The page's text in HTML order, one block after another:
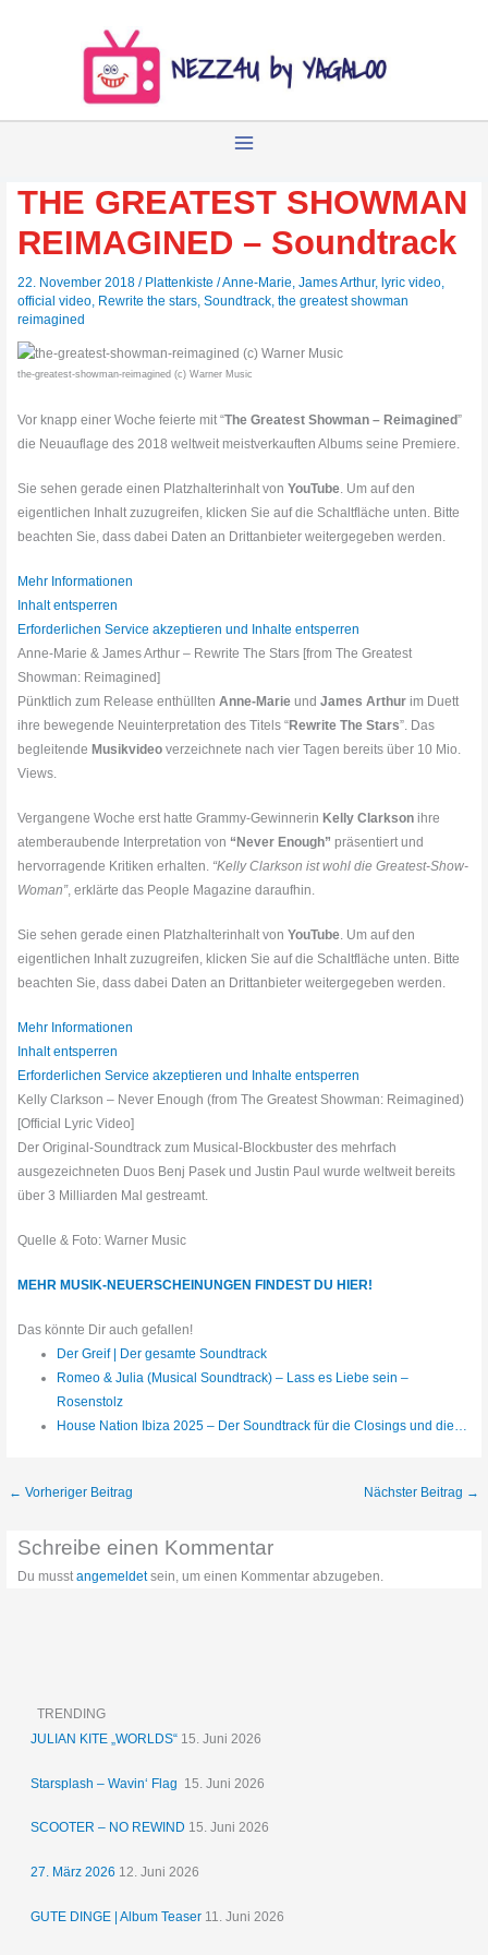
THE GREATEST SHOWMAN
REIMAGINED – Soundtrack
22. November 2018/ Plattenkiste /Anne-Marie,James Arthur,lyric video,
official video, Rewrite the stars,Soundtrack,the greatest showman
reimagined
the-greatest-showman-reimagined (c) Warner Music
Vor knapp einer Woche feierte mit “The Greatest Showman – Reimagined”
die Neuauflage des 2018 weltweit meistverkauften Albums seine Premiere.
Sie sehen gerade einen Platzhalterinhalt vonYouTube. Um auf den
eigentlichen Inhalt zuzugreifen, klicken Sie auf die Schaltfläche unten. Bitte
beachten Sie, dass dabei Daten an Drittanbieter weitergegeben werden.
Mehr Informationen
Inhalt entsperren
Erforderlichen Service akzeptieren und Inhalte entsperren
Anne-Marie & James Arthur – Rewrite The Stars [from The Greatest
Showman: Reimagined]
Pünktlich zum Release enthülltenAnne-Marie undJames Arthur im Duett
ihre bewegende Neuinterpretation des Titels “Rewrite The Stars”. Das
begleitende Musikvideo verzeichnete nach vier Tagen bereits über 10 Mio.
Views.
Vergangene Woche erst hatte Grammy-Gewinnerin Kelly Clarkson ihre
atemberaubende Interpretation von “Never Enough” präsentiert und
hervorragende Kritiken erhalten. “Kelly Clarkson ist wohl die Greatest-Show-
Woman”, erklärte das People Magazine daraufhin.
Sie sehen gerade einen Platzhalterinhalt vonYouTube. Um auf den
eigentlichen Inhalt zuzugreifen, klicken Sie auf die Schaltfläche unten. Bitte
beachten Sie, dass dabei Daten an Drittanbieter weitergegeben werden.
Mehr Informationen
Inhalt entsperren
Erforderlichen Service akzeptieren und Inhalte entsperren
Kelly Clarkson – Never Enough (from The Greatest Showman: Reimagined)
[Official Lyric Video]
Der Original-Soundtrack zum Musical-Blockbuster des mehrfach
ausgezeichneten Duos Benj Pasek und Justin Paul wurde weltweit bereits
über 3 Milliarden Mal gestreamt.
Quelle & Foto: Warner Music
MEHR MUSIK-NEUERSCHEINUNGEN FINDEST DU HIER!
Das könnte Dir auch gefallen!
Der Greif | Der gesamte Soundtrack
Romeo & Julia (Musical Soundtrack) – Lass es Liebe sein –
Rosenstolz
House Nation Ibiza 2025 – Der Soundtrack für die Closings und die…
← Vorheriger Beitrag Nächster Beitrag →
Schreibe einen Kommentar
Du musstangemeldetsein, um einen Kommentar abzugeben.
TRENDING
JULIAN KITE „WORLDS“ 15. Juni 2026
Starsplash – Wavin‘ Flag 15. Juni 2026
SCOOTER – NO REWIND 15. Juni 2026
27. März 2026 12. Juni 2026
GUTE DINGE | Album Teaser 11. Juni 2026